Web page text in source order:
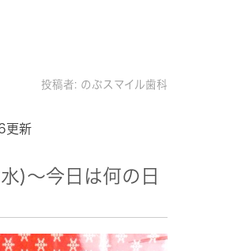
投稿者: のぶスマイル歯科
更新
)～今日は何の日